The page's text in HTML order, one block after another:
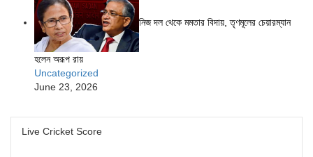
নিজ দল থেকে মমতার বিদায়, তৃণমূলের চেয়ারম্যান
হলেন অরূপ রায়
Uncategorized
June 23, 2026
Live Cricket Score